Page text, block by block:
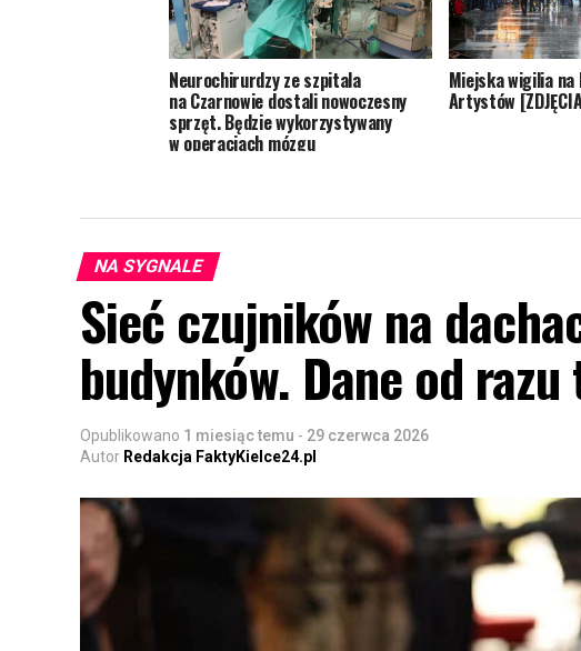
Neurochirurdzy ze szpitala
na Czarnowie dostali nowoczesny
sprzęt. Będzie wykorzystywany
w operacjach mózgu
Miejska wigilia
Artystów
NA SYGNALE
Sieć czujników na
budynków. Dane od
Opublikowano 1 miesiąc temu - 29 czerwca 2026
Autor Redakcja FaktyKielce24.pl